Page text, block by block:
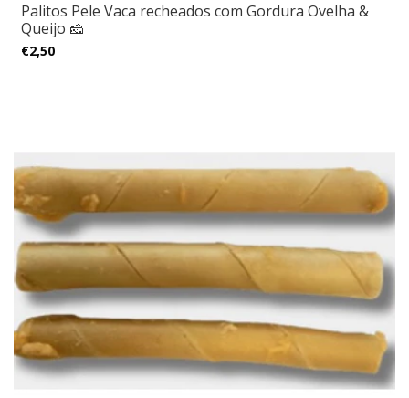
Palitos Pele Vaca recheados com Gordura Ovelha &
Queijo 🧀
€2,50